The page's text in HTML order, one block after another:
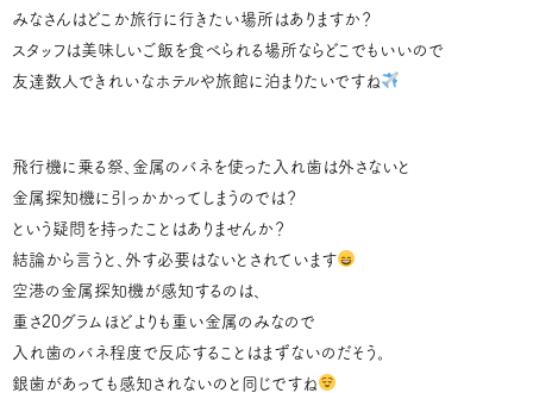
みなさんはどこか旅行に行きたい場所はありますか？
スタッフは美味しいご飯を食べられる場所ならどこでもいいので
友達数人できれいなホテルや旅館に泊まりたいですね
飛行機に乗る祭、金属のバネを使った入れ歯は外さないと
金属探知機に引っかかってしまうのでは？
という疑問を持ったことはありませんか？
結論から言うと、外す必要はないとされています
空港の金属探知機が感知するのは、
重さ20グラムほどよりも重い金属のみなので
入れ歯のバネ程度で反応することはまずないのだそう。
銀歯があっても感知されないのと同じですね